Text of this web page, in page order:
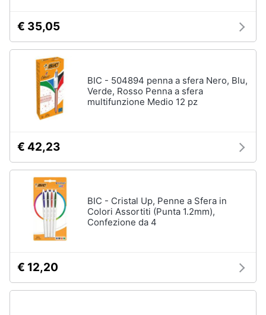
Brico
Giardinaggio
Salute
Beauty
Giocattoli
Prima
infanzia
Fotografia
€ 35,05
BIC - 504894 penna a sfera Nero, Blu,
Verde, Rosso Penna a sfera
multifunzione Medio 12 pz
€ 42,23
BIC - Cristal Up, Penne a Sfera in
Colori Assortiti (Punta 1.2mm),
Confezione da 4
€ 12,20